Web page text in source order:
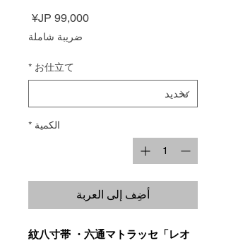
السعر
ضريبة شاملة
お仕立て
*
الكمية *
أضِف إلى العربة
紋八寸帯 ・六通マトラッセ「レオ